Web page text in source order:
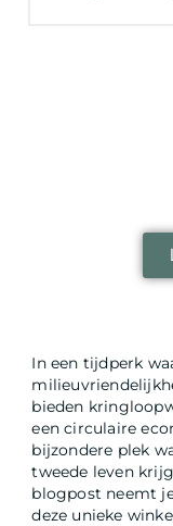
In een tijdperk
bieden
een circulaire
bijzondere plek
tweede leven
blogpost neemt
deze unieke